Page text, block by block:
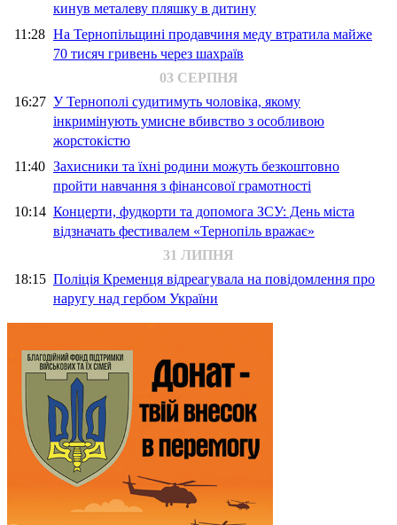
кинув металеву пляшку в дитину
11:28 На Тернопільщині продавчиня меду втратила майже
70 тисяч гривень через шахраїв
03 СЕРПНЯ
16:27 У Тернополі судитимуть чоловіка, якому
інкримінують умисне вбивство з особливою
жорстокістю
11:40 Захисники та їхні родини можуть безкоштовно
пройти навчання з фінансової грамотності
10:14 Концерти, фудкорти та допомога ЗСУ: День міста
відзначать фестивалем «Тернопіль вражає»
31 ЛИПНЯ
18:15 Поліція Кременця відреагувала на повідомлення про
наругу над гербом України